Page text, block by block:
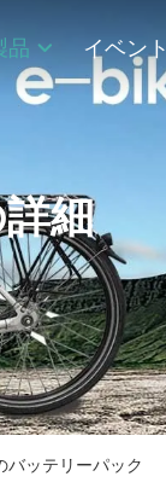
品 イベント
細
バッテリーパック